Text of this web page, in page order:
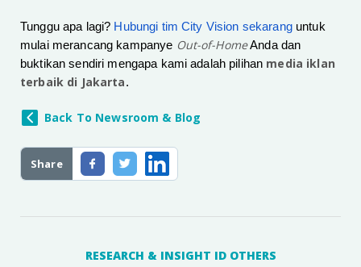
Share
Tunggu apa lagi? Hubungi tim City Vision sekaranguntuk
mulai merancang kampanye Out-of-HomeAnda dan
buktikan sendiri mengapa kami adalah pilihan media iklan
terbaik di Jakarta.
Back To Newsroom & Blog
RESEARCH & INSIGHT ID OTHERS